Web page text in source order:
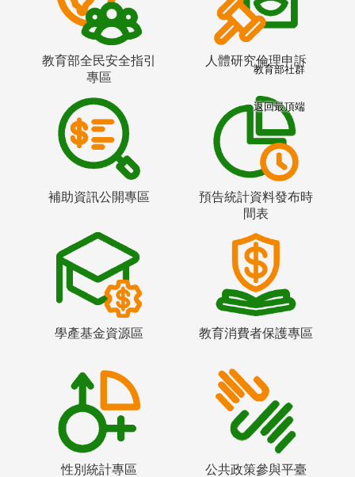
教育部全民安全指引
專區
人體研究倫理申訴
補助資訊公開專區
預告統計資料發布時
間表
學產基金資源區 教育消費者保護專區
性別統計專區 公共政策參與平臺
教育部社群
返回最頂端